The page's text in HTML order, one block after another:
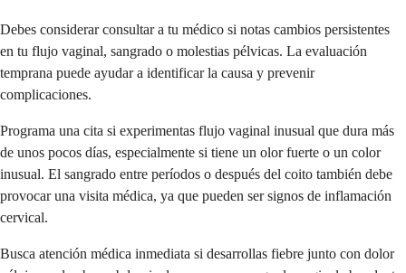
Debes considerar consultar a tu médico si notas cambios persistentes
en tu flujo vaginal, sangrado o molestias pélvicas. La evaluación
temprana puede ayudar a identificar la causa y prevenir
complicaciones.
Programa una cita si experimentas flujo vaginal inusual que dura más
de unos pocos días, especialmente si tiene un olor fuerte o un color
inusual. El sangrado entre períodos o después del coito también debe
provocar una visita médica, ya que pueden ser signos de inflamación
cervical.
Busca atención médica inmediata si desarrollas fiebre junto con dolor